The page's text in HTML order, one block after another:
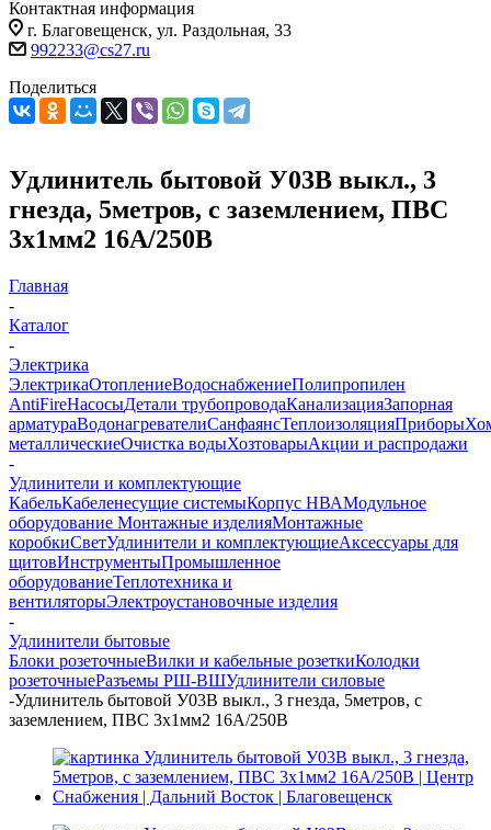
Контактная информация
г. Благовещенск, ул. Раздольная, 33
992233@cs27.ru
Поделиться
Удлинитель бытовой У03В выкл., 3
гнезда, 5метров, с заземлением, ПВС
3х1мм2 16А/250В
Главная
-
Каталог
-
Электрика
ЭлектрикаОтоплениеВодоснабжениеПолипропилен
AntiFireНасосыДетали трубопроводаКанализацияЗапорная
арматураВодонагревателиСанфаянсТеплоизоляцияПриборы
металлическиеОчистка водыХозтоварыАкции и распродажи
-
Удлинители и комплектующие
КабельКабеленесущие системыКорпус НВАМодульное
оборудование Монтажные изделияМонтажные
коробкиСветУдлинители и комплектующиеАксессуары для
щитовИнструментыПромышленное
оборудованиеТеплотехника и
вентиляторыЭлектроустановочные изделия
-
Удлинители бытовые
Блоки розеточныеВилки и кабельные розеткиКолодки
розеточныеРазъемы РШ-ВШУдлинители силовые
-Удлинитель бытовой У03В выкл., 3 гнезда, 5метров, с
заземлением, ПВС 3х1мм2 16А/250В